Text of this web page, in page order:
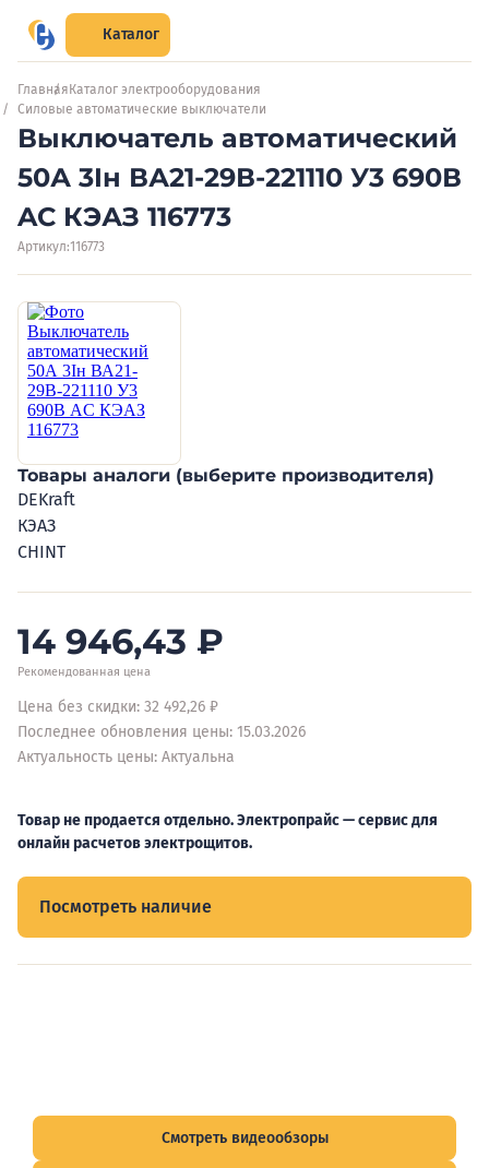
Каталог
Главная Каталог электрооборудования
Силовые автоматические выключатели
Выключатель автоматический
50А 3Iн ВА21-29В-221110 У3 690В
AC КЭАЗ 116773
Артикул:116773
Товары аналоги (выберите производителя)
DEKraft
КЭАЗ
CHINT
14 946,43 ₽
Рекомендованная цена
Цена без скидки: 32 492,26 ₽
Последнее обновления цены: 15.03.2026
Актуальность цены: Актуальна
Товар не продается отдельно. Электропрайс — сервис для
онлайн расчетов электрощитов.
Посмотреть наличие
Смотреть видеообзоры